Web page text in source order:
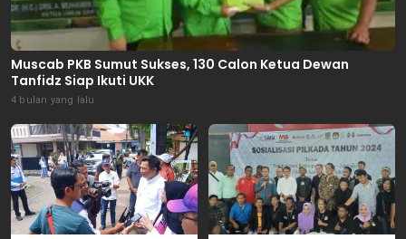
Muscab PKB Sumut Sukses, 130 Calon Ketua Dewan
Tanfidz Siap Ikuti UKK
4 bulan yang lalu